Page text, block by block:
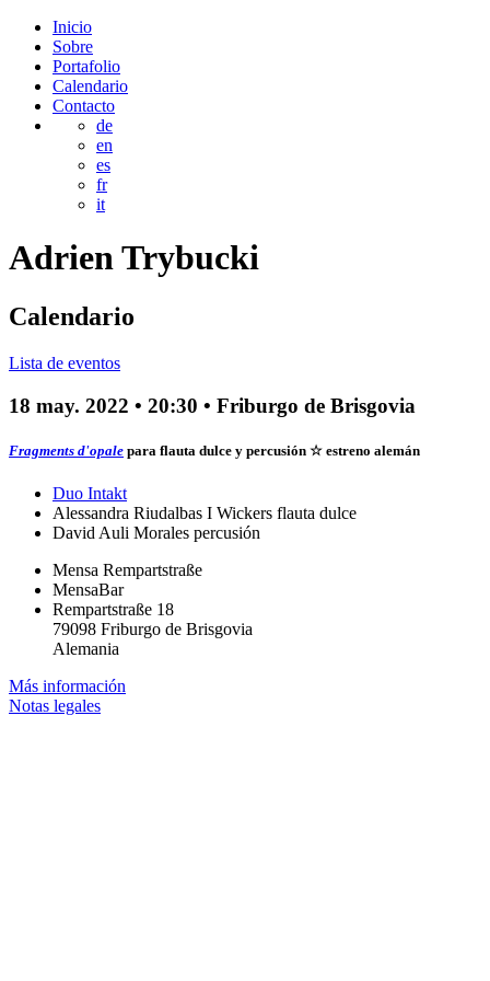
Inicio
Sobre
Portafolio
Calendario
Contacto
de
en
es
fr
it
AdrienTrybucki
Calendario
Lista de eventos
18 may. 2022 • 20:30 • Friburgo de Brisgovia
Fragments d'opale para flauta dulce y percusión ☆ estreno alemán
Duo Intakt
Alessandra Riudalbas I Wickers flauta dulce
David Auli Morales percusión
Mensa Rempartstraße
MensaBar
Rempartstraße 18
79098 Friburgo de Brisgovia
Alemania
Más información
Notas legales